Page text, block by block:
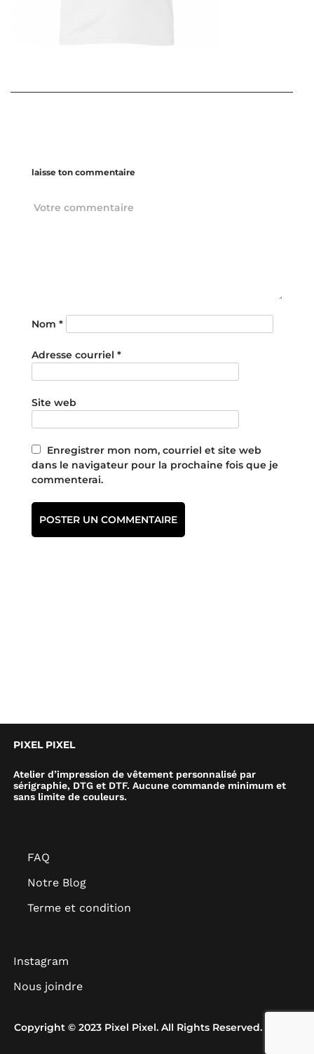
laisse ton commentaire
Nom *
Adresse courriel *
Site web
Enregistrer mon nom, courriel et site web
dans le navigateur pour la prochaine fois que je
commenterai.
PIXEL PIXEL
Atelier d’impression de vêtement personnalisé par
sérigraphie, DTG et DTF. Aucune commande minimum et
sans limite de couleurs.
FAQ
Notre Blog
Terme et condition
Instagram
Nous joindre
Copyright © 2023 Pixel Pixel. All Rights Reserved.